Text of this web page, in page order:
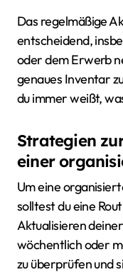
Das regelmäßige
entscheidend,
oder dem Erwerb
genaues Inventar
du immer weißt,
Strategien
einer
Um eine
solltest du eine
Aktualisieren
wöchentlich oder
zu überprüfen und